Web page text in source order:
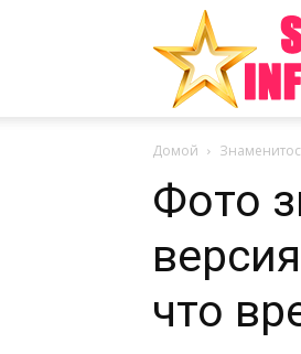
Домой
Фото
что